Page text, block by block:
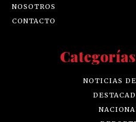
NOSOTROS
CONTACTO
NOTICIAS